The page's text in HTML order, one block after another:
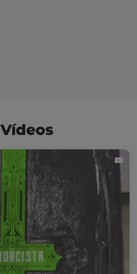
Vídeos